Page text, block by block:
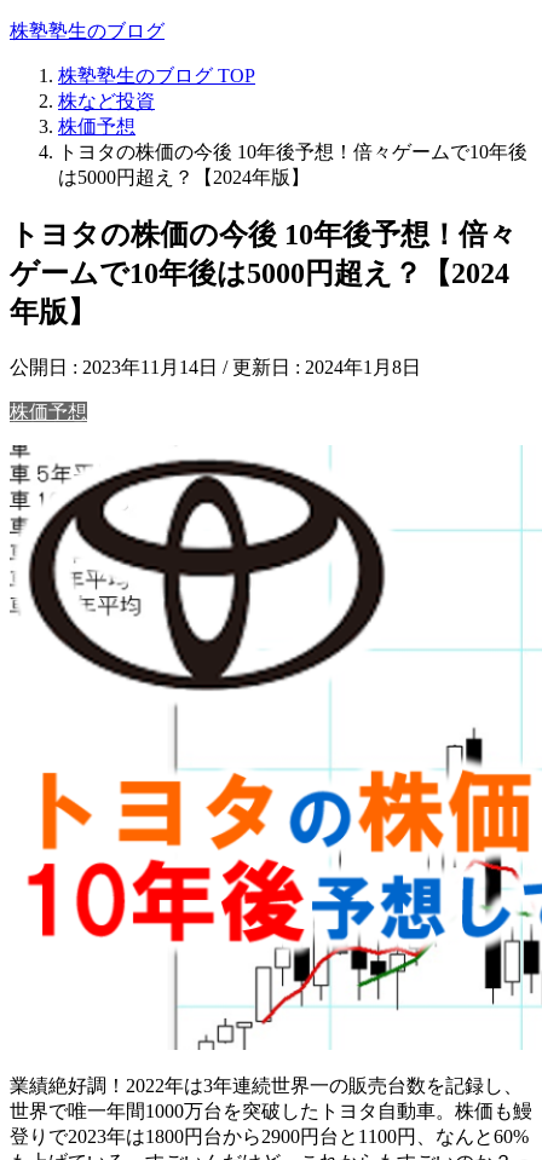
株塾塾生のブログ
株塾塾生のブログ TOP
株など投資
株価予想
トヨタの株価の今後 10年後予想！倍々ゲームで10年後
は5000円超え？【2024年版】
トヨタの株価の今後 10年後予想！倍々
ゲームで10年後は5000円超え？【2024
年版】
公開日 : 2023年11月14日 / 更新日 : 2024年1月8日
株価予想
業績絶好調！2022年は3年連続世界一の販売台数を記録し、
世界で唯一年間1000万台を突破したトヨタ自動車。株価も鰻
登りで2023年は1800円台から2900円台と1100円、なんと60%